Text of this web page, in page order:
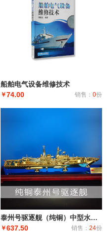
船舶电气设备维修技术
￥74.00 销售： 0份
泰州号驱逐舰（纯铜）中型水面舰艇 军事海军舰艇模型 工艺船航模纪念摆件展览收藏品送
￥637.50 销售： 24份